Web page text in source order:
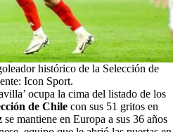
histórico de la Selección de
Icon Sport.
ocupa la cima del listado de los
de Chile con sus 51 gritos en
se mantiene en Europa a sus 36 años